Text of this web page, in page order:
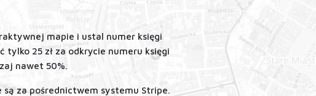
mapie i ustal numer księgi
tylko 25 zł za odkrycie numeru księgi
nawet 50%.
za pośrednictwem systemu Stripe.